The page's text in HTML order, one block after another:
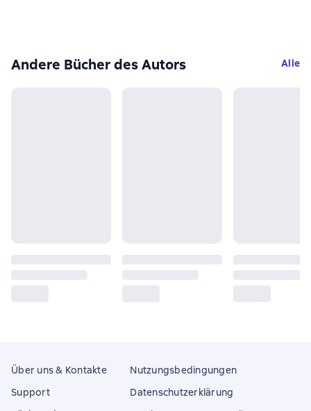
Andere Bücher des Autors Alle
Über uns & Kontakte
Support
Nutzungsbedingungen
Datenschutzerklärung